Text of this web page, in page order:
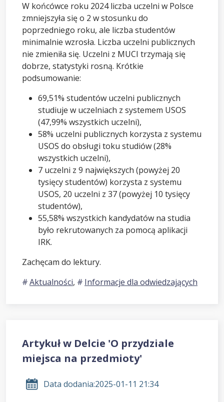
W końcówce roku 2024 liczba uczelni w Polsce
zmniejszyła się o 2 w stosunku do
poprzedniego roku, ale liczba studentów
minimalnie wzrosła. Liczba uczelni publicznych
nie zmieniła się. Uczelni z MUCI trzymają się
dobrze, statystyki rosną. Krótkie
podsumowanie:
69,51% studentów uczelni publicznych
studiuje w uczelniach z systemem USOS
(47,99% wszystkich uczelni),
58% uczelni publicznych korzysta z systemu
USOS do obsługi toku studiów (28%
wszystkich uczelni),
7 uczelni z 9 największych (powyżej 20
tysięcy studentów) korzysta z systemu
USOS, 20 uczelni z 37 (powyżej 10 tysięcy
studentów),
55,58% wszystkich kandydatów na studia
było rekrutowanych za pomocą aplikacji
IRK.
Zachęcam do lektury.
Aktualności, Informacje dla odwiedzających
Artykuł w Delcie 'O przydziale
miejsca na przedmioty'
Data dodania:2025-01-11 21:34